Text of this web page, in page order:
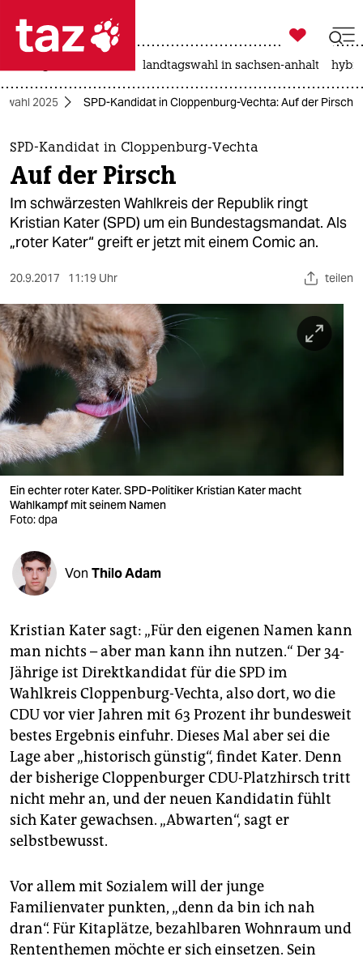
 taz zahl ich
taz zahl ich
themen
politik
öko
gesellschaft
sport
berlin
nord
wahrheit
verlag
verlag
shop
fragen & hilfe
unterstützen
abo
genossenschaft
epaper login

taz zahl ich
landtagswahl in sachsen-anhalt
2025 SPD-Kandidat in Cloppenburg-Vechta: Auf der Pirsch
SPD-Kandidat in Cloppenburg-Vechta
Auf der Pirsch
Im schwärzesten Wahlkreis der Republik ringt
Kristian Kater (SPD) um ein Bundestagsmandat. Als
„roter Kater“ greift er jetzt mit einem Comic an.
20.9.2017 11:19 Uhr teilen
Ein echter roter Kater. SPD-Politiker Kristian Kater macht
Wahlkampf mit seinem Namen
Foto: dpa
Von Thilo Adam
Kristian Kater sagt: „Für den eigenen Namen kann
man nichts – aber man kann ihn nutzen.“ Der 34-
Jährige ist Direktkandidat für die SPD im
Wahlkreis Cloppenburg-Vechta, also dort, wo die
CDU vor vier Jahren mit 63 Prozent ihr bundesweit
bestes Ergebnis einfuhr. Dieses Mal aber sei die
Lage aber „historisch günstig“, findet Kater. Denn
der bisherige Cloppenburger CDU-Platzhirsch tritt
nicht mehr an, und der neuen Kandidatin fühlt
sich Kater gewachsen. „Abwarten“, sagt er
selbstbewusst.
Vor allem mit Sozialem will der junge
Familienvater punkten, „denn da bin ich nah
dran“. Für Kitaplätze, bezahlbaren Wohnraum und
Rententhemen möchte er sich einsetzen. Sein